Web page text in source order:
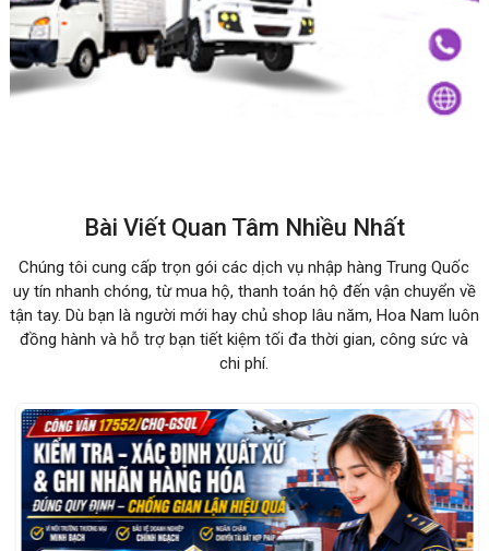
Bài Viết Quan Tâm Nhiều Nhất
Chúng tôi cung cấp trọn gói các dịch vụ nhập hàng Trung Quốc
uy tín nhanh chóng, từ mua hộ, thanh toán hộ đến vận chuyển về
tận tay. Dù bạn là người mới hay chủ shop lâu năm, Hoa Nam luôn
đồng hành và hỗ trợ bạn tiết kiệm tối đa thời gian, công sức và
chi phí.